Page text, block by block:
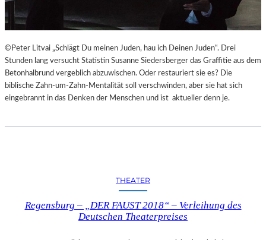
©Peter Litvai „Schlägt Du meinen Juden, hau ich Deinen Juden“. Drei
Stunden lang versucht Statistin Susanne Siedersberger das Graffitie aus dem
Betonhalbrund vergeblich abzuwischen. Oder restauriert sie es? Die
biblische Zahn-um-Zahn-Mentalität soll verschwinden, aber sie hat sich
eingebrannt in das Denken der Menschen und ist aktueller denn je.
THEATER
Regensburg – „DER FAUST 2018“ – Verleihung des
Deutschen Theaterpreises